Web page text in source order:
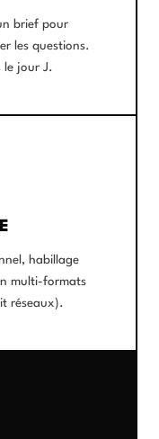
brief pour
les questions.
le jour J.
habillage
multi-formats
réseaux).